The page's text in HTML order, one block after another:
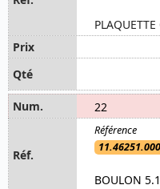
22
11.46251.000
BOULON